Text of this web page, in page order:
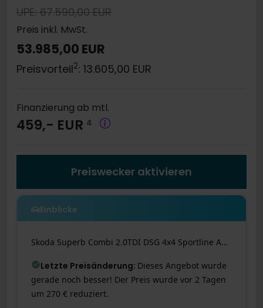
UPE: 67.590,00 EUR
Preis inkl. MwSt.
53.985,00 EUR
Preisvorteil2: 13.605,00 EUR
Finanzierung ab mtl.
459,- EUR 4
Preiswecker aktivieren
Einblicke
Skoda Superb Combi 2.0TDI DSG 4x4 Sportline AHK HuD PANO STANDHZG. CANTON NAV ACC 360GRAD
Letzte Preisänderung: Dieses Angebot wurde
gerade noch besser! Der Preis wurde vor 2 Tagen
um 270 € reduziert.